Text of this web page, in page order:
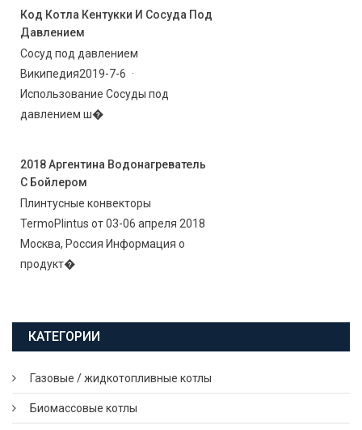
Код Котла Кентукки И Сосуда Под
Давлением
Сосуд под давлением
Википедия2019-7-6 ·
Использование Сосуды под
давлением ш�
2018 Аргентина Водонагреватель
С Бойлером
Плинтусные конвекторы
TermoPlintus от 03-06 апреля 2018
Москва, Россия Информация о
продукт�
КАТЕГОРИИ
Газовые / жидкотопливные котлы
Биомассовые котлы